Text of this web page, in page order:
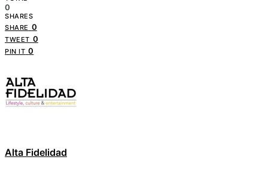
0
SHARES
SHARE 0
TWEET 0
PIN IT 0
Alta Fidelidad